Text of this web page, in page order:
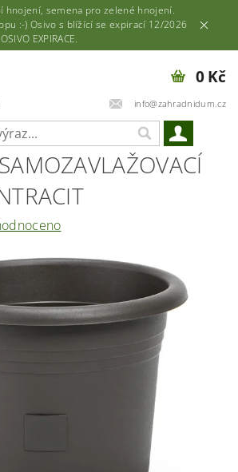
hnojení, semena pro zelené hnojení.
:-) Osivo s blížící se expirací 12/2026
EXPIRACE.
info@zahradnidum.cz
0 Kč